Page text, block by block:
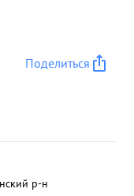
Поделиться
р-н